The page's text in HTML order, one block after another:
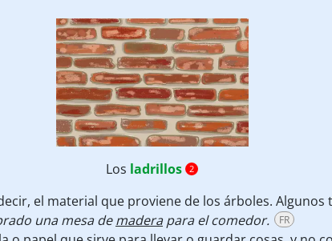
Los ladrillos 2
el material que proviene de los árboles.
una mesa demaderapara el comedor. FR